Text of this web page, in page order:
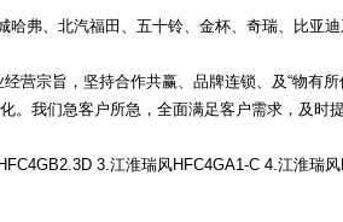
哈弗、北汽福田、五十铃、金杯、奇瑞、比亚
营宗旨，坚持合作共赢、品牌连锁、及“物有
。我们急客户所急，全面满足客户需求，及时
3.江淮瑞风HFC4GA1-C 4.江淮瑞